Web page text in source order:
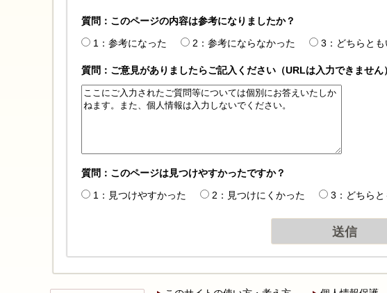
質問：このページの内容は参考になりましたか？
1：参考になった
2：参考にならなかった 3：どちらと
質問：ご意見がありましたらご記入ください（URLは入力できません）
質問：このページは見つけやすかったですか？
1：見つけやすかった
2：見つけにくかった 3：どちら